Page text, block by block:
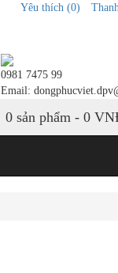
Yêu thích (0)
0981 7475 99
Email:
0 sản phẩm - 0